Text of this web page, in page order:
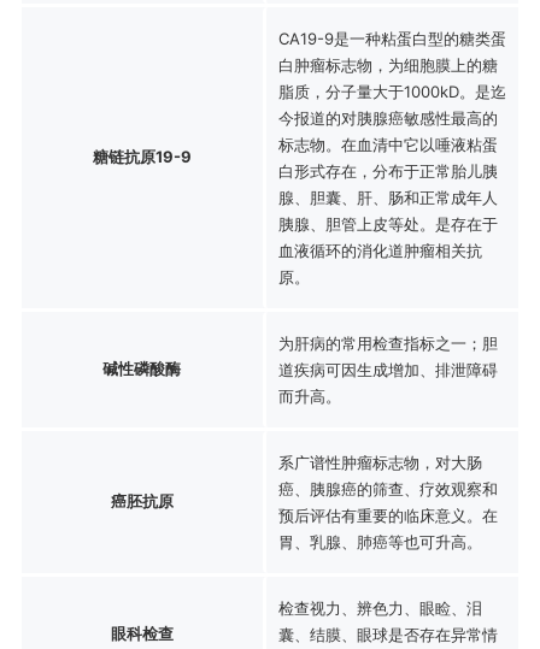
糖链抗原19-9
CA19-9是一种粘蛋白型的糖类蛋
白肿瘤标志物，为细胞膜上的糖
脂质，分子量大于1000kD。是迄
今报道的对胰腺癌敏感性最高的
标志物。在血清中它以唾液粘蛋
白形式存在，分布于正常胎儿胰
腺、胆囊、肝、肠和正常成年人
胰腺、胆管上皮等处。是存在于
血液循环的消化道肿瘤相关抗
原。
碱性磷酸酶
为肝病的常用检查指标之一；胆
道疾病可因生成增加、排泄障碍
而升高。
癌胚抗原
系广谱性肿瘤标志物，对大肠
癌、胰腺癌的筛查、疗效观察和
预后评估有重要的临床意义。在
胃、乳腺、肺癌等也可升高。
眼科检查
检查视力、辨色力、眼睑、泪
囊、结膜、眼球是否存在异常情